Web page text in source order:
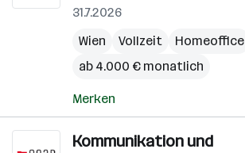
31.7.2026
Wien
Vollzeit
Homeoffice
ab 4.000 € monatlich
Merken
Kommunikation und